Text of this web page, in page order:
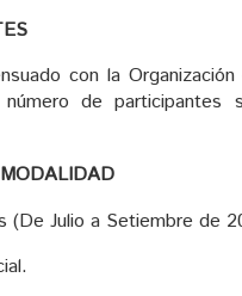
con la
de participantes
(De Julio a Setiembre de